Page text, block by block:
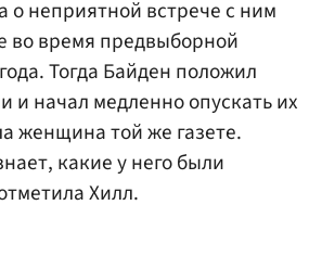
о неприятной встрече с ним
во время предвыборной
Тогда Байден положил
и начал медленно опускать их
женщина той же газете.
какие у него были
Хилл.